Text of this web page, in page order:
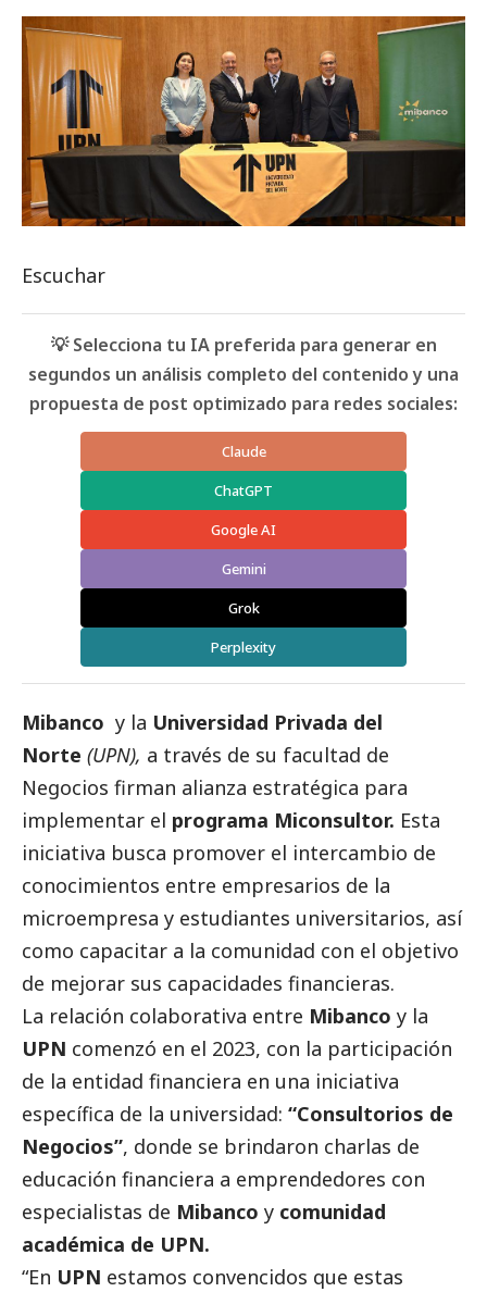
Escuchar
💡 Selecciona tu IA preferida para generar en
segundos un análisis completo del contenido y una
propuesta de post optimizado para redes sociales:
Claude
ChatGPT
Google AI
Gemini
Grok
Perplexity
Mibanco y la Universidad Privada del
Norte (UPN), a través de su facultad de
Negocios firman alianza estratégica para
implementar el programa Miconsultor. Esta
iniciativa busca promover el intercambio de
conocimientos entre empresarios de la
microempresa y estudiantes universitarios, así
como capacitar a la comunidad con el objetivo
de mejorar sus capacidades financieras.
La relación colaborativa entre Mibanco y la
UPN comenzó en el 2023, con la participación
de la entidad financiera en una iniciativa
específica de la universidad: “Consultorios de
Negocios”, donde se brindaron charlas de
educación financiera a emprendedores con
especialistas de Mibanco y comunidad
académica de UPN.
“En UPN estamos convencidos que estas